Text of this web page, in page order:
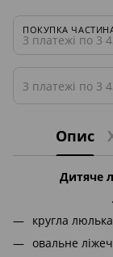
ПОКУПКА
3 платежі по 3
3 платежі по 3
Опис
Дитяче
кругла
овальне